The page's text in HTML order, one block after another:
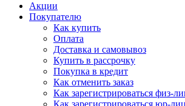
Акции
Покупателю
Как купить
Оплата
Доставка и самовывоз
Купить в рассрочку
Покупка в кредит
Как отменить заказ
Как зарегистрироваться физ-
Как зарегистрироваться юр-